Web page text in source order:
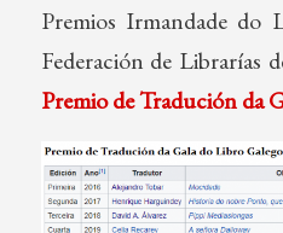
Premios Irmandade do
Federación de Librarías
Premio de Tradución da